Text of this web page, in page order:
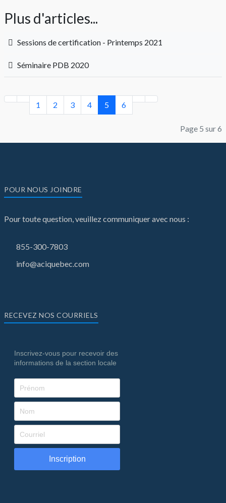
Plus d'articles...
Sessions de certification - Printemps 2021
Séminaire PDB 2020
1 2 3 4 5 6
Page 5 sur 6
POUR NOUS JOINDRE
Pour toute question, veuillez communiquer avec nous :
855-300-7803
info@aciquebec.com
RECEVEZ NOS COURRIELS
Inscrivez-vous pour recevoir des
informations de la section locale
Inscription